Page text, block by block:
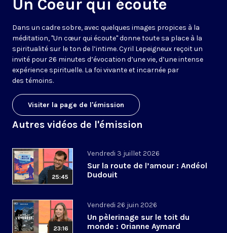
Un Coeur qui écoute
Dans un cadre sobre, avec quelques images propices à la
méditation, "Un cœur qui écoute" donne toute sa place à la
spiritualité sur le ton de l’intime. Cyril Lepeigneux reçoit un
invité pour 26 minutes d’évocation d’une vie, d’une intense
expérience spirituelle. La foi vivante et incarnée par
des témoins.
Visiter la page de l'émission
Autres vidéos de l'émission
25:45
Vendredi 3 juillet 2026
Sur la route de l’amour : Andéol
Dudouit
23:16
Vendredi 26 juin 2026
Un pèlerinage sur le toit du
monde : Orianne Aymard